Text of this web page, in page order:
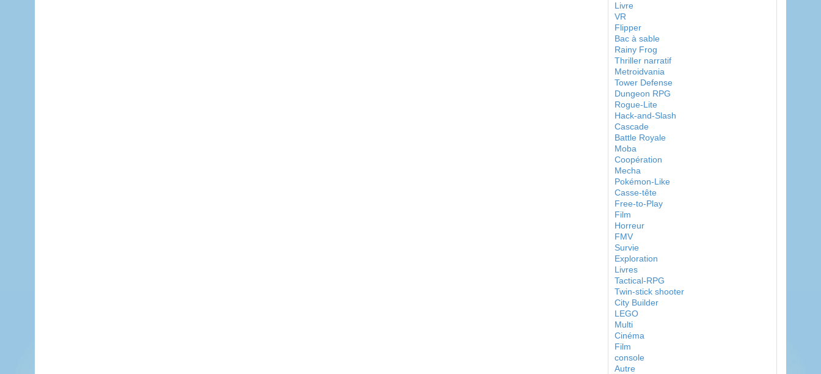
Livre
VR
Flipper
Bac à sable
Rainy Frog
Thriller narratif
Metroidvania
Tower Defense
Dungeon RPG
Rogue-Lite
Hack-and-Slash
Cascade
Battle Royale
Moba
Coopération
Mecha
Pokémon-Like
Casse-tête
Free-to-Play
Film
Horreur
FMV
Survie
Exploration
Livres
Tactical-RPG
Twin-stick shooter
City Builder
LEGO
Multi
Cinéma
Film
console
Autre